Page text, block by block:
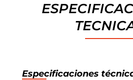
Especificaciones